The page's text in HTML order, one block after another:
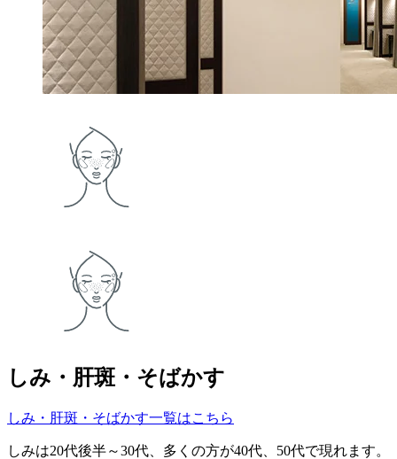
しみ・肝斑・そばかす
しみ・肝斑・そばかす一覧はこちら
しみは20代後半～30代、多くの方が40代、50代で現れます。